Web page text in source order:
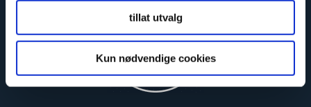
tillat utvalg
Kun nødvendige cookies